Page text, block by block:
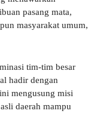
pasang mata,
masyarakat umum,
tim-tim besar
hadir dengan
mengusung misi
daerah mampu